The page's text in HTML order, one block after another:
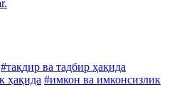
#тақдир ва тадбир ҳақида
ҳақида #имкон ва имконсизлик